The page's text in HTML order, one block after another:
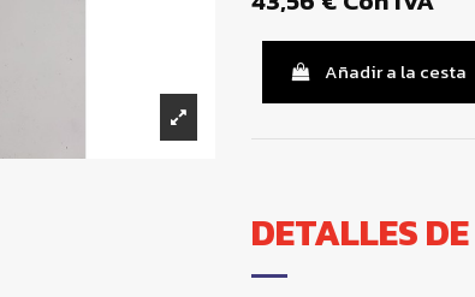
Añadir a la cesta
DETALLES